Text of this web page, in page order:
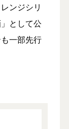
ンジシリ
として公
一部先行